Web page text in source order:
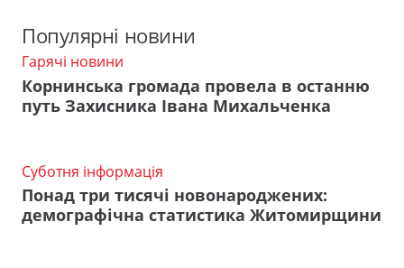
Популярні новини
Гарячі новини
Корнинська громада провела в останню
путь Захисника Івана Михальченка
Суботня інформація
Понад три тисячі новонароджених:
демографічна статистика Житомирщини